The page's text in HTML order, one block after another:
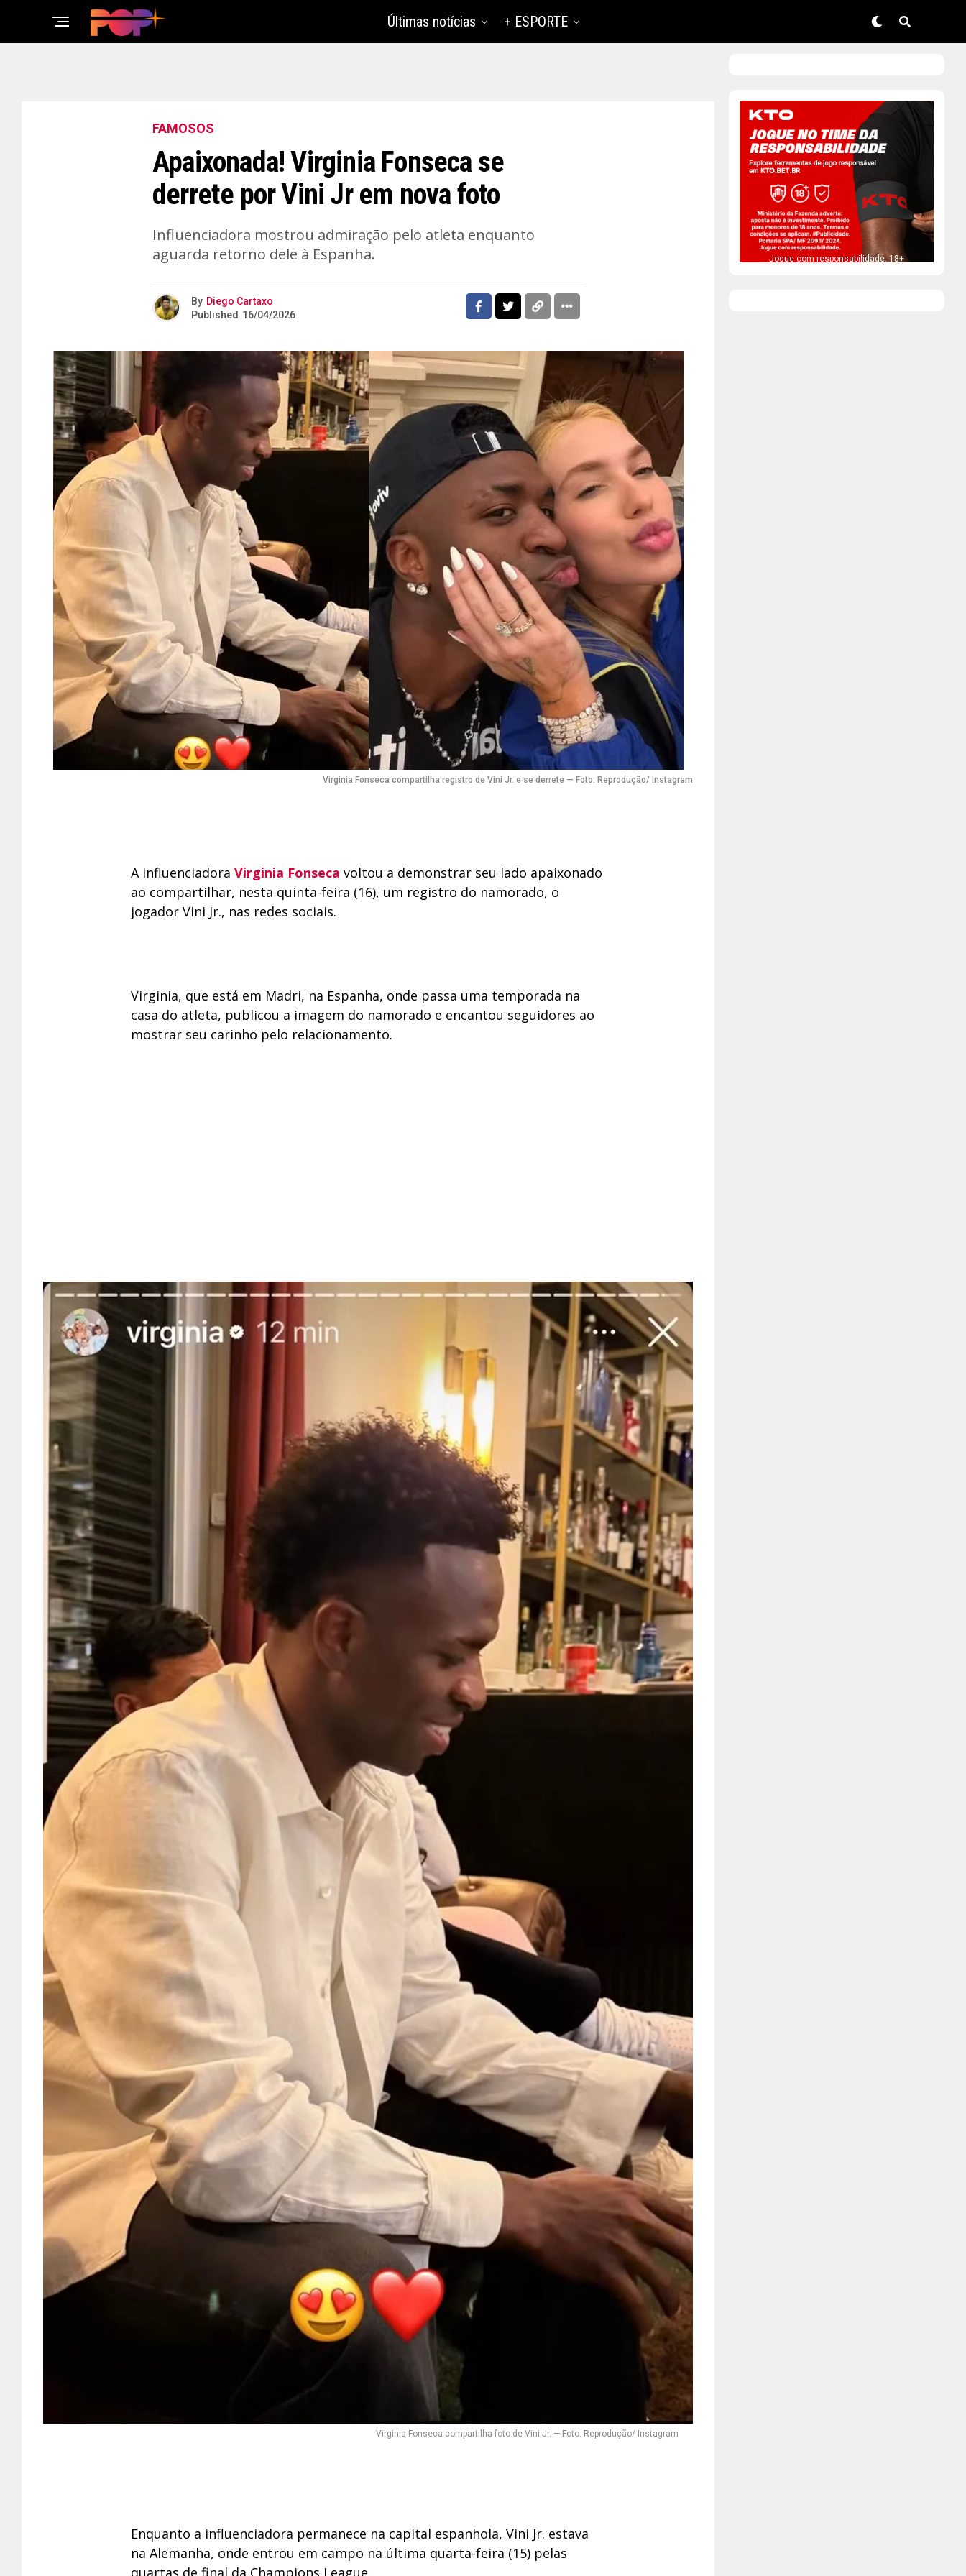
Últimas notícias + ESPORTE
FAMOSOS
Apaixonada! Virginia Fonseca se
derrete por Vini Jr em nova foto
Influenciadora mostrou admiração pelo atleta enquanto
aguarda retorno dele à Espanha.
By Diego Cartaxo
Published 16/04/2026
Virginia Fonseca compartilha registro de Vini Jr. e se derrete — Foto: Reprodução/ Instagram
A influenciadora Virginia Fonseca voltou a demonstrar seu lado apaixonado
ao compartilhar, nesta quinta-feira (16), um registro do namorado, o
jogador Vini Jr., nas redes sociais.
Virginia, que está em Madri, na Espanha, onde passa uma temporada na
casa do atleta, publicou a imagem do namorado e encantou seguidores ao
mostrar seu carinho pelo relacionamento.
Virginia Fonseca compartilha foto de Vini Jr. — Foto: Reprodução/ Instagram
Enquanto a influenciadora permanece na capital espanhola, Vini Jr. estava
na Alemanha, onde entrou em campo na última quarta-feira (15) pelas
quartas de final da Champions League.
Jogue com responsabilidade. 18+